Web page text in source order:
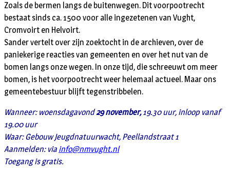
Zoals de bermen langs de buitenwegen. Dit voorpootrecht
bestaat sinds ca. 1500 voor alle ingezetenen van Vught,
Cromvoirt en Helvoirt.
Sander vertelt over zijn zoektocht in de archieven, over de
paniekerige reacties van gemeenten en over het nut van de
bomen langs onze wegen. In onze tijd, die schreeuwt om meer
bomen, is het voorpootrecht weer helemaal actueel. Maar ons
gemeentebestuur blijft tegenstribbelen.
Wanneer: woensdagavond29 november,19.30 uur, inloop vanaf
19.00 uur
Waar: Gebouw Jeugdnatuurwacht, Peellandstraat 1
Aanmelden: via info@nmvught.nl
Toegang is gratis.